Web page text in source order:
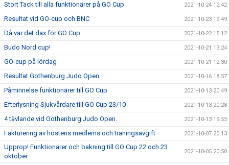
Stort Tack till alla funktionärer på GO Cup 2021-10-24 12:42
Resultat vid GO-cup och BNC 2021-10-23 19:49
Då var det dax för GO Cup 2021-10-22 15:12
Budo Nord cup! 2021-10-21 13:24
GO-cup på lördag 2021-10-21 12:30
Resultat Gothenburg Judo Open 2021-10-16 18:57
Påminnelse funktionärer till GO Cup 2021-10-13 20:49
Efterlysning Sjukvårdare till GO Cup 23/10 2021-10-13 20:28
4 tävlande vid Gothenburg Judo Open. 2021-10-13 19:55
Fakturering av höstens medlems och träningsavgift 2021-10-07 20:13
Upprop! Funktionärer och bakning till GO Cup 22 och 23
oktober
2021-10-05 20:50